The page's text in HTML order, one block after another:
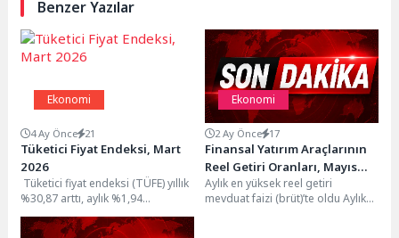
Benzer Yazılar
Ekonomi
4 Ay Önce 21
Tüketici Fiyat Endeksi, Mart
2026
Tüketici fiyat endeksi (TÜFE) yıllık
%30,87 arttı, aylık %1,94
arttıTÜFE'deki (2025=100) değişim
2026 yılı Mart...
Ekonomi
2 Ay Önce 17
Finansal Yatırım Araçlarının
Reel Getiri Oranları, Mayıs
2026
Aylık en yüksek reel getiri
mevduat faizi (brüt)’te oldu Aylık